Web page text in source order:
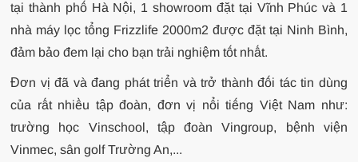
tại thành phố Hà Nội, 1 showroom đặt tại Vĩnh Phúc và 1
nhà máy lọc tổng Frizzlife 2000m2 được đặt tại Ninh Bình,
đảm bảo đem lại cho bạn trải nghiệm tốt nhất.
Đơn vị đã và đang phát triển và trở thành đối tác tin dùng
của rất nhiều tập đoàn, đơn vị nổi tiếng Việt Nam như:
trường học Vinschool, tập đoàn Vingroup, bệnh viện
Vinmec, sân golf Trường An,...